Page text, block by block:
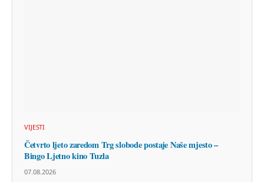
VIJESTI
Četvrto ljeto zaredom Trg slobode postaje Naše mjesto –
Bingo Ljetno kino Tuzla
07.08.2026